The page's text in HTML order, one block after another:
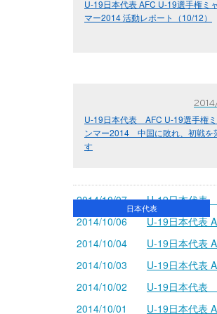
U-19日本代表 AFC U-19選手権ミ
マー2014 活動レポート（10/12）
日本代表
U-19日本代表 AFC U-19選手権
ンマー2014 中国に敗れ、初戦を
す
2014/10/07
U-19日本代表
2014/10/06
U-19日本代表
2014/10/04
U-19日本代表
2014/10/03
U-19日本代表
2014/10/02
U-19日本代表
2014/10/01
U-19日本代表